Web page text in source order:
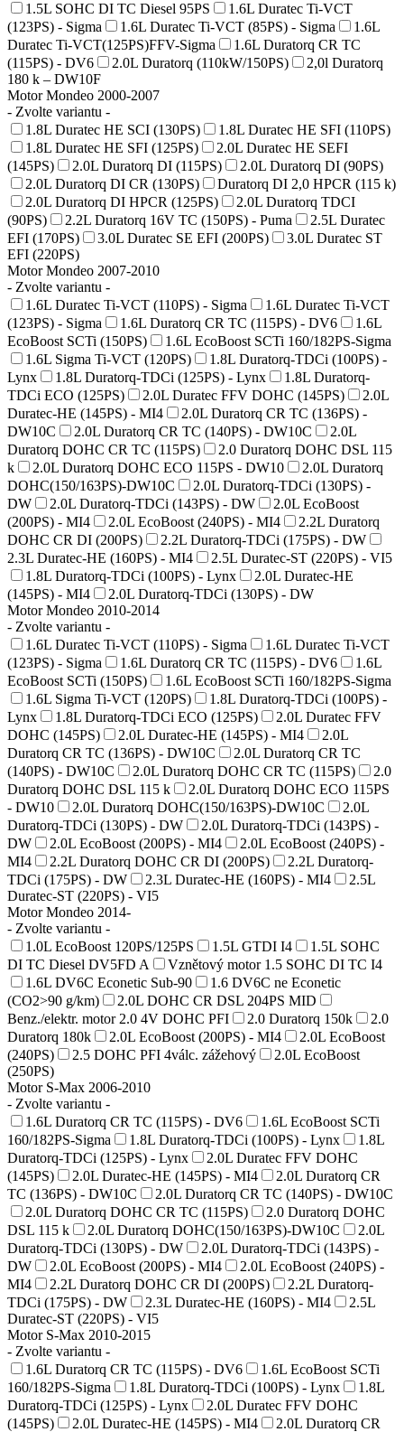
1.5L SOHC DI TC Diesel 95PS
1.6L Duratec Ti-VCT
(123PS) - Sigma
1.6L Duratec Ti-VCT (85PS) - Sigma
1.6L
Duratec Ti-VCT(125PS)FFV-Sigma
1.6L Duratorq CR TC
(115PS) - DV6
2.0L Duratorq (110kW/150PS)
2,0l Duratorq
180 k – DW10F
Motor Mondeo 2000-2007
- Zvolte variantu -
1.8L Duratec HE SCI (130PS)
1.8L Duratec HE SFI (110PS)
1.8L Duratec HE SFI (125PS)
2.0L Duratec HE SEFI
(145PS)
2.0L Duratorq DI (115PS)
2.0L Duratorq DI (90PS)
2.0L Duratorq DI CR (130PS)
Duratorq DI 2,0 HPCR (115 k)
2.0L Duratorq DI HPCR (125PS)
2.0L Duratorq TDCI
(90PS)
2.2L Duratorq 16V TC (150PS) - Puma
2.5L Duratec
EFI (170PS)
3.0L Duratec SE EFI (200PS)
3.0L Duratec ST
EFI (220PS)
Motor Mondeo 2007-2010
- Zvolte variantu -
1.6L Duratec Ti-VCT (110PS) - Sigma
1.6L Duratec Ti-VCT
(123PS) - Sigma
1.6L Duratorq CR TC (115PS) - DV6
1.6L
EcoBoost SCTi (150PS)
1.6L EcoBoost SCTi 160/182PS-Sigma
1.6L Sigma Ti-VCT (120PS)
1.8L Duratorq-TDCi (100PS) -
Lynx
1.8L Duratorq-TDCi (125PS) - Lynx
1.8L Duratorq-
TDCi ECO (125PS)
2.0L Duratec FFV DOHC (145PS)
2.0L
Duratec-HE (145PS) - MI4
2.0L Duratorq CR TC (136PS) -
DW10C
2.0L Duratorq CR TC (140PS) - DW10C
2.0L
Duratorq DOHC CR TC (115PS)
2.0 Duratorq DOHC DSL 115
k
2.0L Duratorq DOHC ECO 115PS - DW10
2.0L Duratorq
DOHC(150/163PS)-DW10C
2.0L Duratorq-TDCi (130PS) -
DW
2.0L Duratorq-TDCi (143PS) - DW
2.0L EcoBoost
(200PS) - MI4
2.0L EcoBoost (240PS) - MI4
2.2L Duratorq
DOHC CR DI (200PS)
2.2L Duratorq-TDCi (175PS) - DW
2.3L Duratec-HE (160PS) - MI4
2.5L Duratec-ST (220PS) - VI5
1.8L Duratorq-TDCi (100PS) - Lynx
2.0L Duratec-HE
(145PS) - MI4
2.0L Duratorq-TDCi (130PS) - DW
Motor Mondeo 2010-2014
- Zvolte variantu -
1.6L Duratec Ti-VCT (110PS) - Sigma
1.6L Duratec Ti-VCT
(123PS) - Sigma
1.6L Duratorq CR TC (115PS) - DV6
1.6L
EcoBoost SCTi (150PS)
1.6L EcoBoost SCTi 160/182PS-Sigma
1.6L Sigma Ti-VCT (120PS)
1.8L Duratorq-TDCi (100PS) -
Lynx
1.8L Duratorq-TDCi ECO (125PS)
2.0L Duratec FFV
DOHC (145PS)
2.0L Duratec-HE (145PS) - MI4
2.0L
Duratorq CR TC (136PS) - DW10C
2.0L Duratorq CR TC
(140PS) - DW10C
2.0L Duratorq DOHC CR TC (115PS)
2.0
Duratorq DOHC DSL 115 k
2.0L Duratorq DOHC ECO 115PS
- DW10
2.0L Duratorq DOHC(150/163PS)-DW10C
2.0L
Duratorq-TDCi (130PS) - DW
2.0L Duratorq-TDCi (143PS) -
DW
2.0L EcoBoost (200PS) - MI4
2.0L EcoBoost (240PS) -
MI4
2.2L Duratorq DOHC CR DI (200PS)
2.2L Duratorq-
TDCi (175PS) - DW
2.3L Duratec-HE (160PS) - MI4
2.5L
Duratec-ST (220PS) - VI5
Motor Mondeo 2014-
- Zvolte variantu -
1.0L EcoBoost 120PS/125PS
1.5L GTDI I4
1.5L SOHC
DI TC Diesel DV5FD A
Vznětový motor 1.5 SOHC DI TC I4
1.6L DV6C Econetic Sub-90
1.6 DV6C ne Econetic
(CO2>90 g/km)
2.0L DOHC CR DSL 204PS MID
Benz./elektr. motor 2.0 4V DOHC PFI
2.0 Duratorq 150k
2.0
Duratorq 180k
2.0L EcoBoost (200PS) - MI4
2.0L EcoBoost
(240PS)
2.5 DOHC PFI 4válc. zážehový
2.0L EcoBoost
(250PS)
Motor S-Max 2006-2010
- Zvolte variantu -
1.6L Duratorq CR TC (115PS) - DV6
1.6L EcoBoost SCTi
160/182PS-Sigma
1.8L Duratorq-TDCi (100PS) - Lynx
1.8L
Duratorq-TDCi (125PS) - Lynx
2.0L Duratec FFV DOHC
(145PS)
2.0L Duratec-HE (145PS) - MI4
2.0L Duratorq CR
TC (136PS) - DW10C
2.0L Duratorq CR TC (140PS) - DW10C
2.0L Duratorq DOHC CR TC (115PS)
2.0 Duratorq DOHC
DSL 115 k
2.0L Duratorq DOHC(150/163PS)-DW10C
2.0L
Duratorq-TDCi (130PS) - DW
2.0L Duratorq-TDCi (143PS) -
DW
2.0L EcoBoost (200PS) - MI4
2.0L EcoBoost (240PS) -
MI4
2.2L Duratorq DOHC CR DI (200PS)
2.2L Duratorq-
TDCi (175PS) - DW
2.3L Duratec-HE (160PS) - MI4
2.5L
Duratec-ST (220PS) - VI5
Motor S-Max 2010-2015
- Zvolte variantu -
1.6L Duratorq CR TC (115PS) - DV6
1.6L EcoBoost SCTi
160/182PS-Sigma
1.8L Duratorq-TDCi (100PS) - Lynx
1.8L
Duratorq-TDCi (125PS) - Lynx
2.0L Duratec FFV DOHC
(145PS)
2.0L Duratec-HE (145PS) - MI4
2.0L Duratorq CR